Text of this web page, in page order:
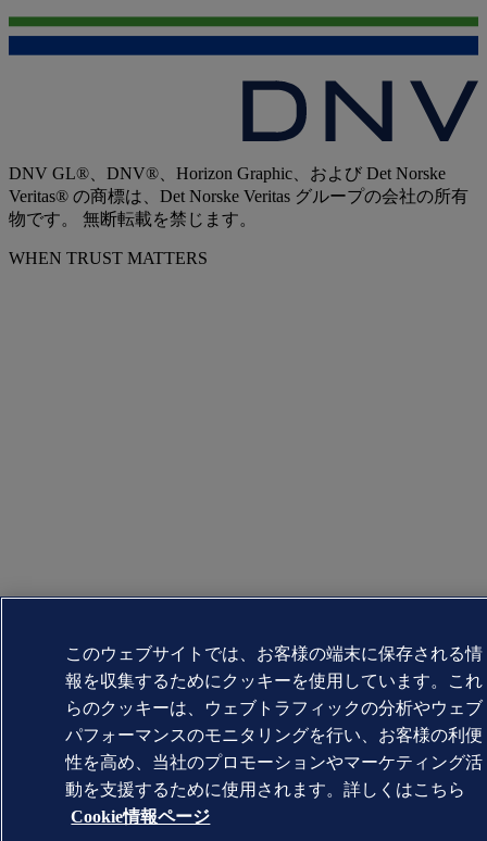
DNV GL®、DNV®、Horizon Graphic、および Det Norske
Veritas® の商標は、Det Norske Veritas グループの会社の所有
物です。 無断転載を禁じます。
WHEN TRUST MATTERS
このウェブサイトでは、お客様の端末に保存される情
報を収集するためにクッキーを使用しています。これ
らのクッキーは、ウェブトラフィックの分析やウェブ
パフォーマンスのモニタリングを行い、お客様の利便
性を高め、当社のプロモーションやマーケティング活
動を支援するために使用されます。詳しくはこちら
Cookie情報ページ